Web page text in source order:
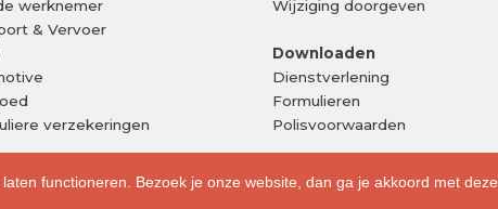
functioneren. Bezoek je onze website, dan ga je akkoord met deze
werknemer
& Vervoer
verzekeringen
Wijziging doorgeven
Downloaden
Dienstverlening
Formulieren
Polisvoorwaarden